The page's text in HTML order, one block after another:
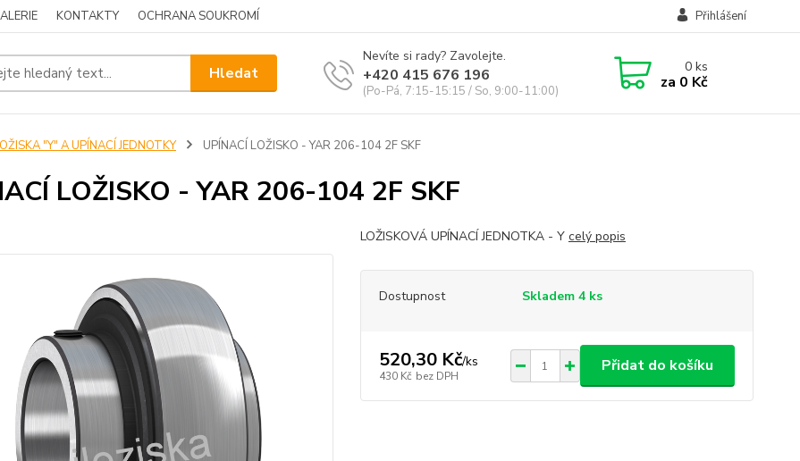
KONTAKTY OCHRANA SOUKROMÍ Přihlášení
Hledat
Nevíte si rady? Zavolejte.
+420 415 676 196
(Po-Pá, 7:15-15:15 / So, 9:00-11:00)
0ks
za 0 Kč
"Y" A UPÍNACÍ JEDNOTKY UPÍNACÍ LOŽISKO - YAR 206-104 2F SKF
LOŽISKO - YAR 206-104 2F SKF
LOŽISKOVÁ UPÍNACÍ JEDNOTKA - Y celý popis
Dostupnost Skladem 4 ks
520,30 Kč/ks
430 Kč bez DPH
Přidat do košíku